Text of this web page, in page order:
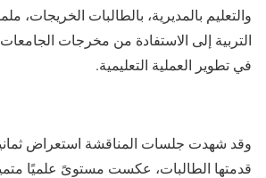
والتعليم بالمديرية، بالطالبات الخريجات،
التربية إلى الاستفادة من مخرجات
في تطوير العملية التعليمية.
​وقد شهدت جلسات المناقشة استعراض
قدمتها الطالبات، عكست مستوىً علميًا